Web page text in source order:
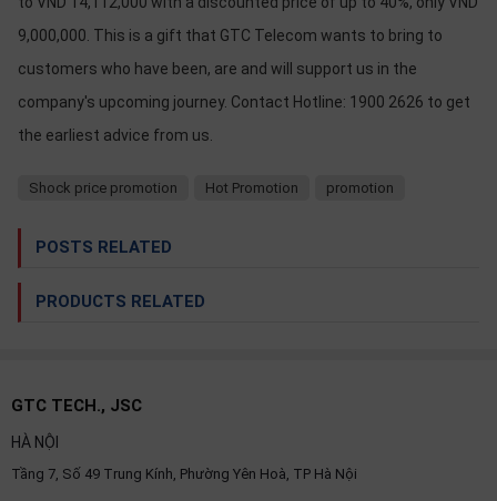
9,000,000. This is a gift that GTC Telecom wants to bring to
customers who have been, are and will support us in the
company's upcoming journey. Contact Hotline: 1900 2626 to get
the earliest advice from us.
Shock price promotion Hot Promotion promotion
POSTS RELATED
PRODUCTS RELATED
GTC TECH., JSC
HÀ NỘI
Tầng 7, Số 49 Trung Kính, Phường Yên Hoà, TP Hà Nội
Solution
Service
Giới
English